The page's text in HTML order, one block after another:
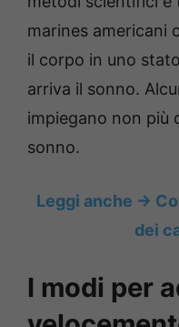
marines americani
il corpo in uno
arriva il sonno.
impiegano non più
sonno.
Leggi anche ->
dei
I modi per